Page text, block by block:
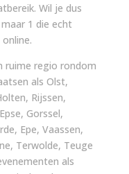
Wil je dus
1 die echt
ruime regio rondom
als Olst,
Rijssen,
Gorssel,
Epe, Vaassen,
Terwolde, Teuge
als